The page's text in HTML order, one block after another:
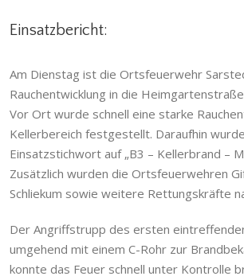
Einsatzbericht:
Am Dienstag ist die Ortsfeuerwehr
Rauchentwicklung in die
Vor Ort wurde schnell eine starke
Kellerbereich festgestellt. Daraufhin
Einsatzstichwort auf „B3 – Kellerbrand –
Zusätzlich wurden die Ortsfeuerwehren
Schliekum sowie weitere Rettungskräfte
Der Angriffstrupp des ersten
umgehend mit einem C-Rohr zur
konnte das Feuer schnell unter Kontrolle